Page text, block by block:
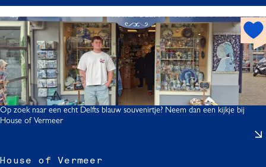
g
r
i
l
f
t
House of Vermeer
h
o
t
s
p
o
t
Op zoek naar een echt Delfts blauw souvenirtje? Neem dan een kijkje bij
House of Vermeer